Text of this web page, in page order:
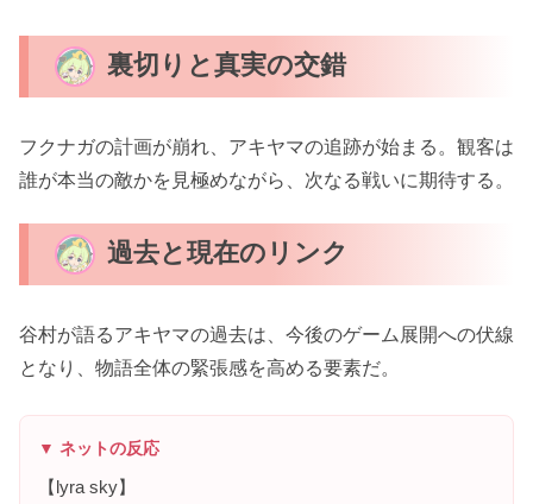
裏切りと真実の交錯
フクナガの計画が崩れ、アキヤマの追跡が始まる。観客は
誰が本当の敵かを見極めながら、次なる戦いに期待する。
過去と現在のリンク
谷村が語るアキヤマの過去は、今後のゲーム展開への伏線
となり、物語全体の緊張感を高める要素だ。
▼ ネットの反応
【lyra sky】